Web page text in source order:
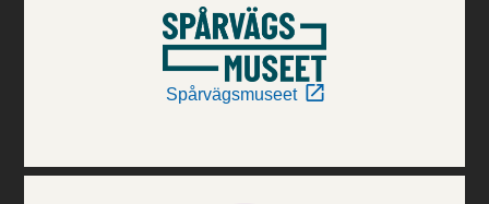
Spårvägsmuseet